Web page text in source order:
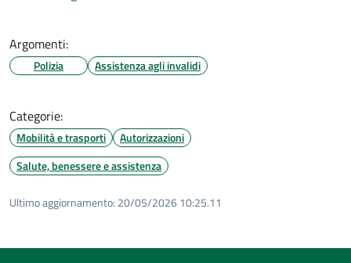
Argomenti:
Polizia Assistenza agli invalidi
Categorie:
Mobilità e trasporti
Autorizzazioni
Salute, benessere e assistenza
Ultimo aggiornamento: 20/05/2026 10:25.11